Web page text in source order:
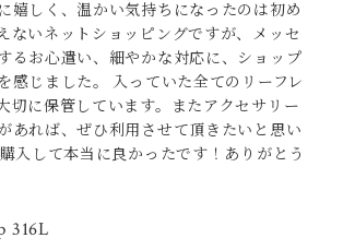
嬉しく、温かい気持ちになったのは初め
ないネットショッピングですが、メッセ
るお心遣い、細やかな対応に、ショップ
感じました。 入っていた全てのリーフレ
切に保管しています。またアクセサリー
あれば、ぜひ利用させて頂きたいと思い
入して本当に良かったです！ありがとう
316L